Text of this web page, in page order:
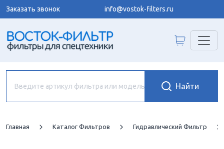
Заказать звонок info@vostok-filters.ru
Главная Каталог Фильтров Гидравлический Фильтр